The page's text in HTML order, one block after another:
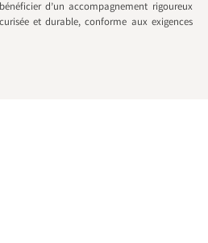
d’un accompagnement rigoureux
et durable, conforme aux exigences